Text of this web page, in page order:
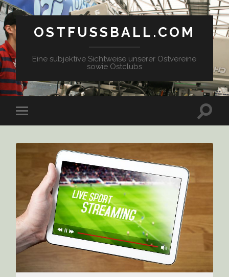
OSTFUSSBALL.COM
Eine subjektive Sichtweise unserer Ostvereine
sowie Ostclubs